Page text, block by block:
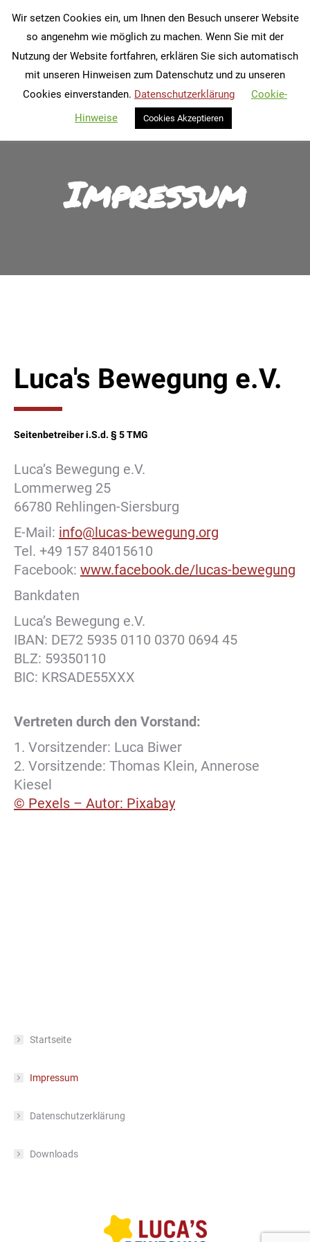
Search:
Impressum
Luca's Bewe­gung e.V.
Seitenbetreiber i.S.d. § 5 TMG
Luca’s Bewegung e.V.
Lommerweg 25
66780 Rehlingen-Siersburg
E-Mail: info@lucas-bewegung.org
Tel. +49 157 84015610
Facebook: www.facebook.de/lucas-bewegung
Bankdaten
Luca’s Bewegung e.V.
IBAN: DE72 5935 0110 0370 0694 45
BLZ: 59350110
BIC: KRSADE55XXX
Vertreten durch den Vorstand:
1. Vorsitzender: Luca Biwer
2. Vorsitzende: Thomas Klein, Annerose
Kiesel
© Pexels – Autor: Pixabay
Startseite
Impressum
Datenschutzerklärung
Downloads
Wir setzen Cookies ein, um Ihnen den Besuch unserer Website
so angenehm wie möglich zu machen. Wenn Sie mit der
Nutzung der Website fortfahren, erklären Sie sich automatisch
mit unseren Hinweisen zum Datenschutz und zu unseren
Cookies einverstanden. Datenschutzerklärung
Cookie-
Hinweise
Cookies Akzeptieren